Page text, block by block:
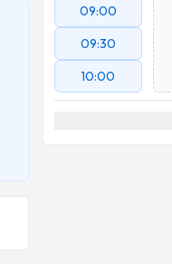
09:00
09:30
10:00